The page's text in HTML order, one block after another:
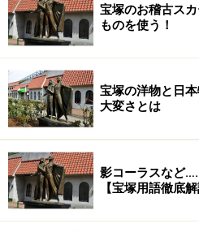
宝塚のお稽古ス
ものを使う！
宝塚の洋物と日
大変さとは
影コーラスなど
【宝塚用語徹底解